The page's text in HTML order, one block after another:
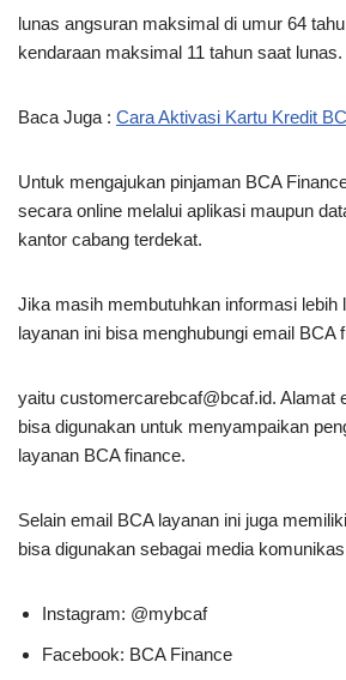
lunas angsuran maksimal di umur 64
kendaraan maksimal 11 tahun saat lunas.
Baca Juga : Cara Aktivasi Kartu Kredit
Untuk mengajukan pinjaman BCA
secara online melalui aplikasi maupun
kantor cabang terdekat.
Jika masih membutuhkan informasi lebih
layanan ini bisa menghubungi email BCA
yaitu customercarebcaf@bcaf.id. Alamat
bisa digunakan untuk menyampaikan
layanan BCA finance.
Selain email BCA layanan ini juga
bisa digunakan sebagai media
Instagram: @mybcaf
Facebook: BCA Finance